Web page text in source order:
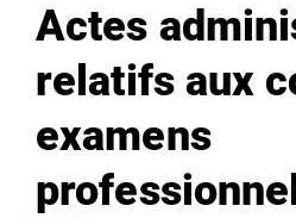
Actes
relatifs aux
examens